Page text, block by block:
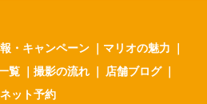
・キャンペーン ｜ マリオの魅力 ｜
覧 ｜ 撮影の流れ ｜ 店舗ブログ ｜
ネット予約